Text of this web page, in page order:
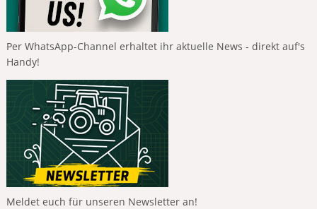
Per WhatsApp-Channel erhaltet ihr aktuelle News - direkt auf's
Handy!
Meldet euch für unseren Newsletter an!